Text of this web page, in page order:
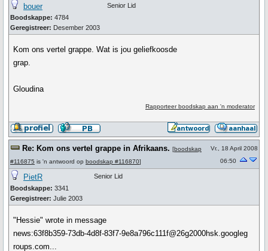
bouer
Boodskappe: 4784
Geregistreer: Desember 2003
Senior Lid
Kom ons vertel grappe. Wat is jou geliefkoosde
grap.
Gloudina
Rapporteer boodskap aan 'n moderator
Re: Kom ons vertel grappe in Afrikaans. [boodskap
#116875 is 'n antwoord op boodskap #116870]
Vr., 18 April 2008
06:50
PietR
Boodskappe: 3341
Geregistreer: Julie 2003
Senior Lid
"Hessie" wrote in message
news:63f8b359-73db-4d8f-83f7-9e8a796c111f@26g2000hsk.googleg
roups.com...